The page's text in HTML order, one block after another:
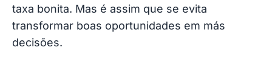
taxa bonita. Mas é assim que se evita
transformar boas oportunidades em más
decisões.